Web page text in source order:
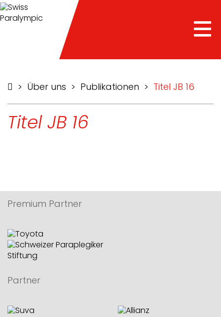
> Über uns > Publikationen > Titel JB 16
Titel JB 16
Premium Partner
Partner